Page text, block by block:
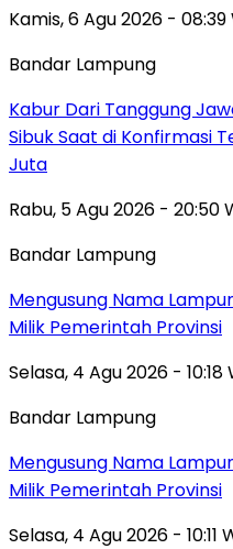
Kamis, 6 Agu 2026 - 08:39
Bandar Lampung
Kabur Dari Tanggung
Sibuk Saat di Konfirmasi
Juta
Rabu, 5 Agu 2026 - 20:50
Bandar Lampung
Mengusung Nama
Milik Pemerintah Provinsi
Selasa, 4 Agu 2026 - 10:18
Bandar Lampung
Mengusung Nama
Milik Pemerintah Provinsi
Selasa, 4 Agu 2026 - 10:11